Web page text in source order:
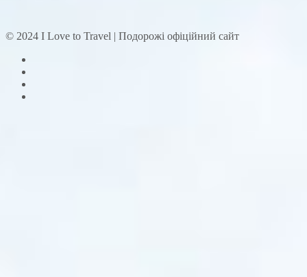
© 2024 I Love to Travel | Подорожі офіційний сайт